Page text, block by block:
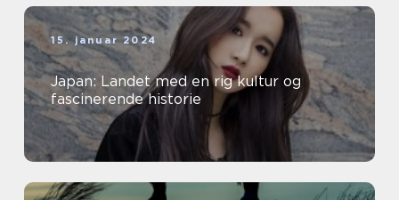
15. januar 2024
Japan: Landet med en rig kultur og
fascinerende historie